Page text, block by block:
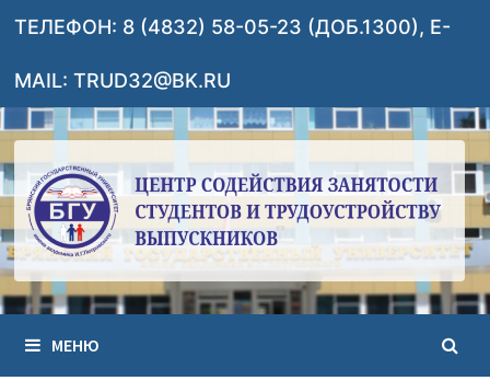
Перейти
содержимому
ТЕЛЕФОН: 8 (4832) 58-05-23 (ДОБ.1300), E-
MAIL: TRUD32@BK.RU
МЕНЮ